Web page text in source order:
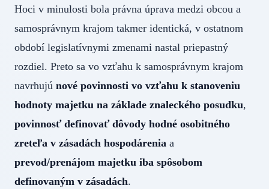
Hoci v minulosti bola právna úprava medzi obcou a
samosprávnym krajom takmer identická, v ostatnom
období legislatívnymi zmenami nastal priepastný
rozdiel. Preto sa vo vzťahu k samosprávnym krajom
navrhujú nové povinnosti vo vzťahu k stanoveniu
hodnoty majetku na základe znaleckého posudku,
povinnosť definovať dôvody hodné osobitného
zreteľa v zásadách hospodárenia a
prevod/prenájom majetku iba spôsobom
definovaným v zásadách.